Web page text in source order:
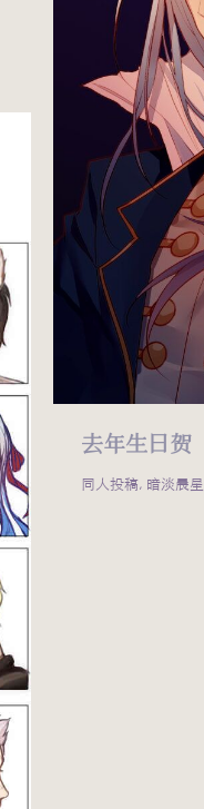
去年生日贺
同人投稿, 暗淡晨星